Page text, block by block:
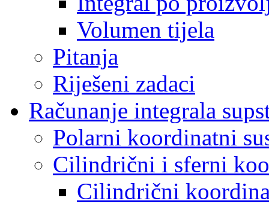
Volumen tijela
Pitanja
Riješeni zadaci
Računanje integrala
Polarni koordinatni
Cilindrični i sferni
Cilindrični